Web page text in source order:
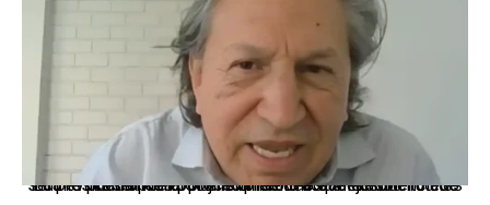
La presidenta Keiko Fujimori informó que la solicitud de indulto presentada por el expresidente Alejandro Toledo será evaluada por la Comisión de Gracias Presidenciales conforme al procedimiento establecido.